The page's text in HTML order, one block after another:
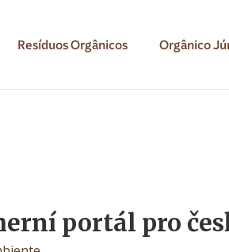
Resíduos Orgânicos Orgânico
portál pro